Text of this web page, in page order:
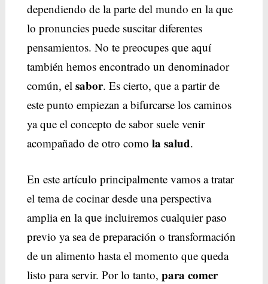
dependiendo de la parte del mundo en la que
lo pronuncies puede suscitar diferentes
pensamientos. No te preocupes que aquí
también hemos encontrado un denominador
común, el sabor. Es cierto, que a partir de
este punto empiezan a bifurcarse los caminos
ya que el concepto de sabor suele venir
acompañado de otro como la salud.
En este artículo principalmente vamos a tratar
el tema de cocinar desde una perspectiva
amplia en la que incluiremos cualquier paso
previo ya sea de preparación o transformación
de un alimento hasta el momento que queda
listo para servir. Por lo tanto, para comer